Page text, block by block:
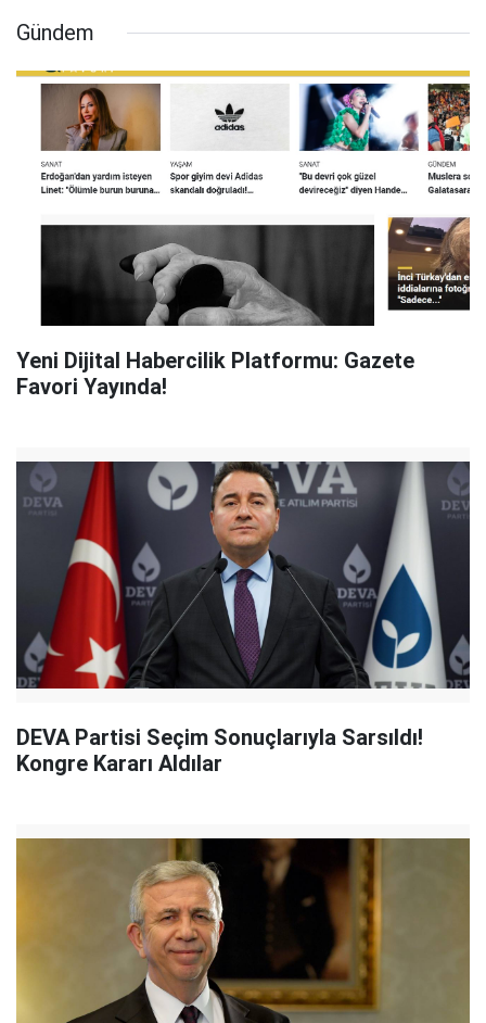
Gündem
Yeni Dijital Habercilik Platformu: Gazete
Favori Yayında!
DEVA Partisi Seçim Sonuçlarıyla Sarsıldı!
Kongre Kararı Aldılar